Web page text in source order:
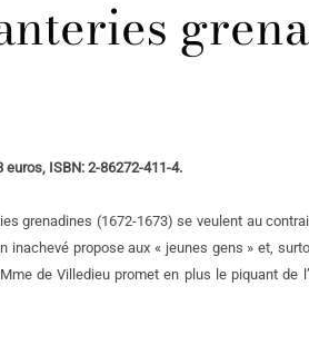
euros, ISBN: 2-86272-411-4.
grenadines (1672-1673) se veulent au
propose aux « jeunes gens » et,
de Villedieu promet en plus le piquant de